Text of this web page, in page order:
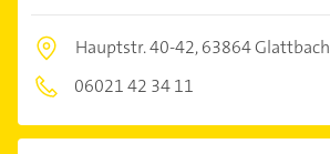
Hauptstr. 40-42,63864 Glattbach
06021 42 34 11